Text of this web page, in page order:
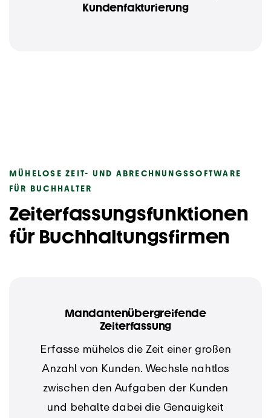
Kundenfakturierung
MÜHELOSE ZEIT- UND ABRECHNUNGSSOFTWARE
FÜR BUCHHALTER
Zeiterfassungsfunktionen
für Buchhaltungsfirmen
Mandantenübergreifende
Zeiterfassung
Erfasse mühelos die Zeit einer großen
Anzahl von Kunden. Wechsle nahtlos
zwischen den Aufgaben der Kunden
und behalte dabei die Genauigkeit